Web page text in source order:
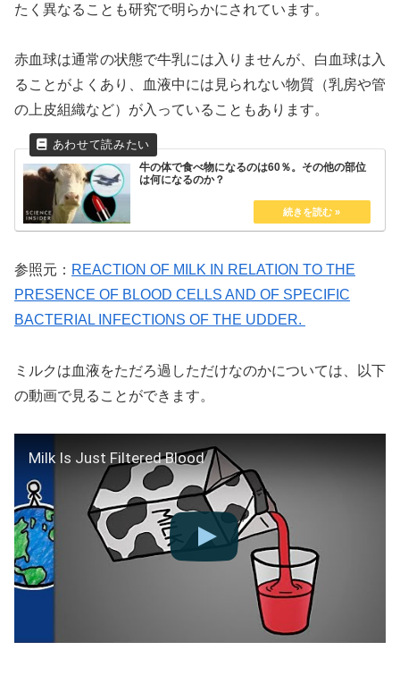
たく異なることも研究で明らかにされています。
赤血球は通常の状態で牛乳には入りませんが、白血球は入
ることがよくあり、血液中には見られない物質（乳房や管
の上皮組織など）が入っていることもあります。
牛の体で食べ物になるのは60％。その他の部位
は何になるのか？
参照元： REACTION OF MILK IN RELATION TO THE
PRESENCE OF BLOOD CELLS AND OF SPECIFIC
BACTERIAL INFECTIONS OF THE UDDER.
ミルクは血液をただろ過しただけなのかについては、以下
の動画で見ることができます。
Milk Is Just Filtered Blood